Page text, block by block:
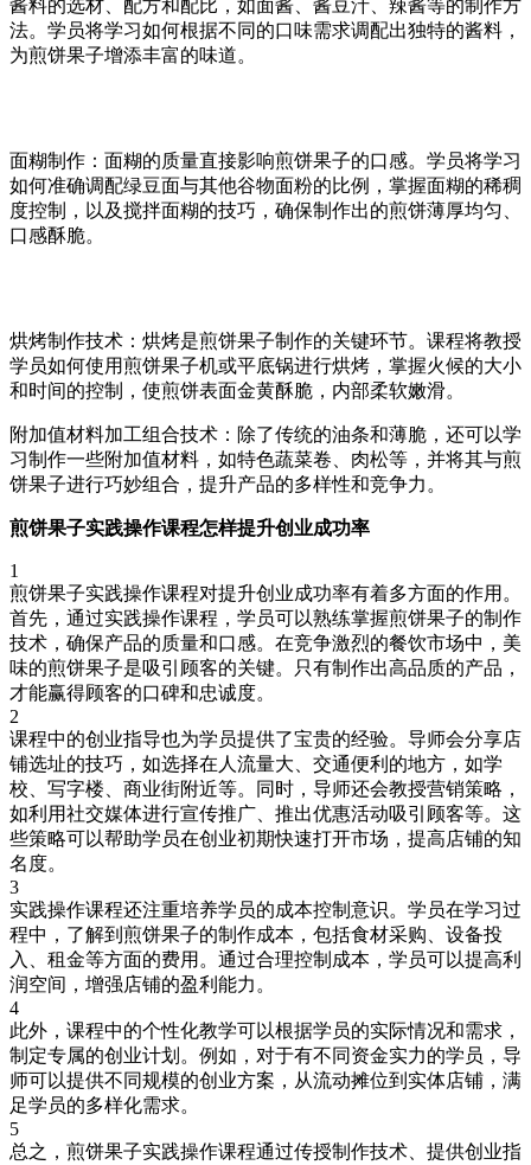
酱料的选材、配方和配比，如面酱、酱豆汁、辣酱等的制作方
法。学员将学习如何根据不同的口味需求调配出独特的酱料，
为煎饼果子增添丰富的味道。
面糊制作‌：面糊的质量直接影响煎饼果子的口感。学员将学习
如何准确调配绿豆面与其他谷物面粉的比例，掌握面糊的稀稠
度控制，以及搅拌面糊的技巧，确保制作出的煎饼薄厚均匀、
口感酥脆。
烘烤制作技术‌：烘烤是煎饼果子制作的关键环节。课程将教授
学员如何使用煎饼果子机或平底锅进行烘烤，掌握火候的大小
和时间的控制，使煎饼表面金黄酥脆，内部柔软嫩滑。
附加值材料加工组合技术‌：除了传统的油条和薄脆，还可以学
习制作一些附加值材料，如特色蔬菜卷、肉松等，并将其与煎
饼果子进行巧妙组合，提升产品的多样性和竞争力。
煎饼果子实践操作课程怎样提升创业成功率
1
煎饼果子实践操作课程对提升创业成功率有着多方面的作用。
首先，通过实践操作课程，学员可以熟练掌握煎饼果子的制作
技术，确保产品的质量和口感。在竞争激烈的餐饮市场中，美
味的煎饼果子是吸引顾客的关键。只有制作出高品质的产品，
才能赢得顾客的口碑和忠诚度。
2
课程中的创业指导也为学员提供了宝贵的经验。导师会分享店
铺选址的技巧，如选择在人流量大、交通便利的地方，如学
校、写字楼、商业街附近等。同时，导师还会教授营销策略，
如利用社交媒体进行宣传推广、推出优惠活动吸引顾客等。这
些策略可以帮助学员在创业初期快速打开市场，提高店铺的知
名度。
3
实践操作课程还注重培养学员的成本控制意识。学员在学习过
程中，了解到煎饼果子的制作成本，包括食材采购、设备投
入、租金等方面的费用。通过合理控制成本，学员可以提高利
润空间，增强店铺的盈利能力。
4
此外，课程中的个性化教学可以根据学员的实际情况和需求，
制定专属的创业计划。例如，对于有不同资金实力的学员，导
师可以提供不同规模的创业方案，从流动摊位到实体店铺，满
足学员的多样化需求。
5
总之，煎饼果子实践操作课程通过传授制作技术、提供创业指